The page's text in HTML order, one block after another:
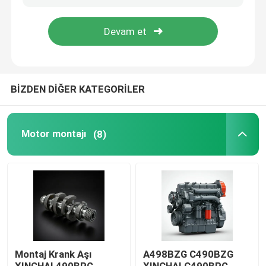
Hakkımızda
Motor montajı
Motor Bloku Montajı ve Aksesuarları
BİZDEN DİĞER KATEGORİLER
Motor montajı (8)
Montaj Krank Aşı
A498BZG C490BZG